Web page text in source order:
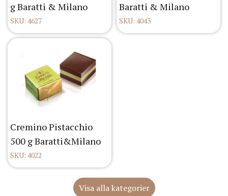
g Baratti & Milano
SKU: 4627
Baratti & Milano
SKU: 4043
Cremino Pistacchio
500 g Baratti&Milano
SKU: 4022
Visa alla kategorier